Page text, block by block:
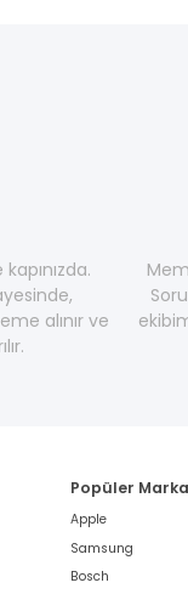
alınır ve
Popüler
Apple
Samsung
Bosch